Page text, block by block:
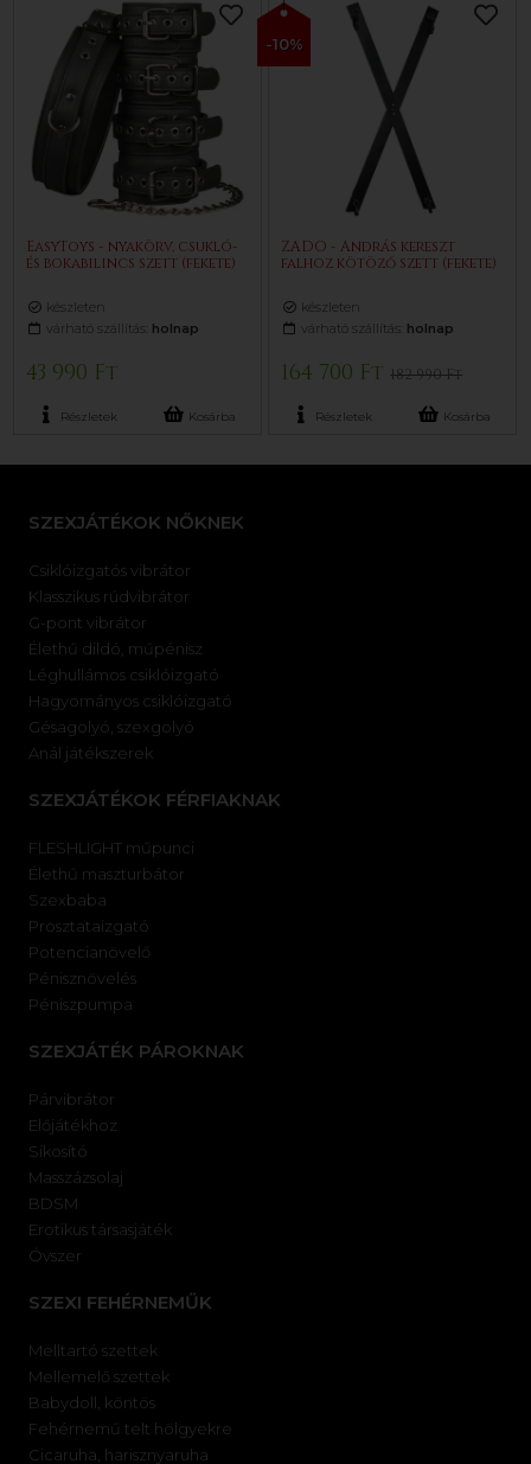
EasyToys - nyakörv, csukló-
és bokabilincs szett (fekete)
készleten
várható szállítás: holnap
43 990 Ft
Részletek Kosárba
-10%
ZADO - András kereszt
falhoz kötöző szett (fekete)
készleten
várható szállítás: holnap
164 700 Ft182 990 Ft
Részletek Kosárba
SZEXJÁTÉKOK NŐKNEK
Csiklóizgatós vibrátor
Klasszikus rúdvibrátor
G-pont vibrátor
Élethű dildó, műpénisz
Léghullámos csiklóizgató
Hagyományos csiklóizgató
Gésagolyó, szexgolyó
Anál játékszerek
SZEXJÁTÉKOK FÉRFIAKNAK
FLESHLIGHT műpunci
Élethű maszturbátor
Szexbaba
Prosztataizgató
Potencianövelő
Pénisznövelés
Péniszpumpa
SZEXJÁTÉK PÁROKNAK
Párvibrátor
Előjátékhoz
Síkosító
Masszázsolaj
BDSM
Erotikus társasjáték
Óvszer
SZEXI FEHÉRNEMŰK
Melltartó szettek
Mellemelő szettek
Babydoll, köntös
Fehérnemű telt hölgyekre
Cicaruha, harisznyaruha